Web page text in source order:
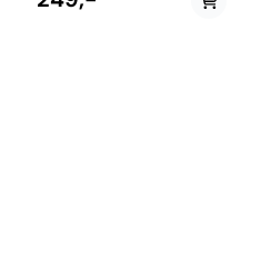
tilgjengelig ved behov. Flat og